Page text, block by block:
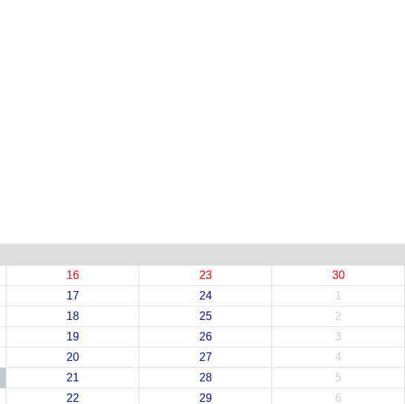
16 23 30
17 24 1
18 25 2
19 26 3
20 27 4
21 28 5
22 29 6